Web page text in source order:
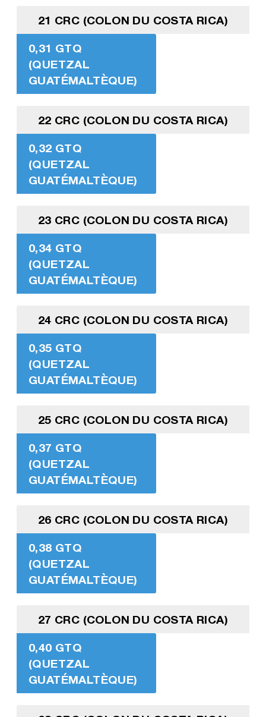
21 CRC (COLON DU COSTA RICA)
0,31 GTQ
(QUETZAL
GUATÉMALTÈQUE)
22 CRC (COLON DU COSTA RICA)
0,32 GTQ
(QUETZAL
GUATÉMALTÈQUE)
23 CRC (COLON DU COSTA RICA)
0,34 GTQ
(QUETZAL
GUATÉMALTÈQUE)
24 CRC (COLON DU COSTA RICA)
0,35 GTQ
(QUETZAL
GUATÉMALTÈQUE)
25 CRC (COLON DU COSTA RICA)
0,37 GTQ
(QUETZAL
GUATÉMALTÈQUE)
26 CRC (COLON DU COSTA RICA)
0,38 GTQ
(QUETZAL
GUATÉMALTÈQUE)
27 CRC (COLON DU COSTA RICA)
0,40 GTQ
(QUETZAL
GUATÉMALTÈQUE)